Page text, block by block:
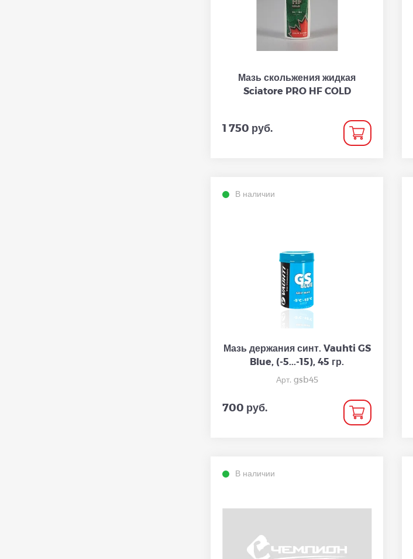
Мазь скольжения жидкая
Sciatore PRO HF COLD
1 750 руб.
В наличии
Мазь держания синт. Vauhti GS
Blue, (-5...-15), 45 гр.
Арт. gsb45
700 руб.
В наличии